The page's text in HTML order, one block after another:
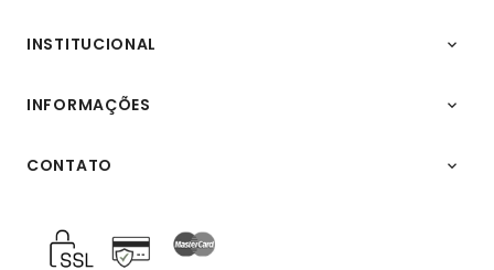
INSTITUCIONAL 
INFORMAÇÕES 
CONTATO 